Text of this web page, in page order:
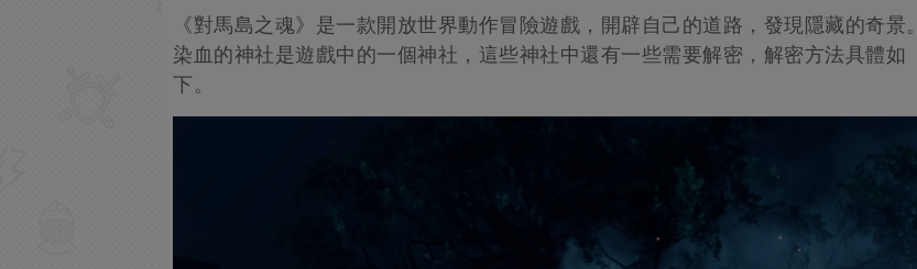
《對馬島之魂》是一款開放世界動作冒險遊戲，開辟自己的道路，發現隱藏的奇景。
染血的神社是遊戲中的一個神社，這些神社中還有一些需要解密，解密方法具體如
下。